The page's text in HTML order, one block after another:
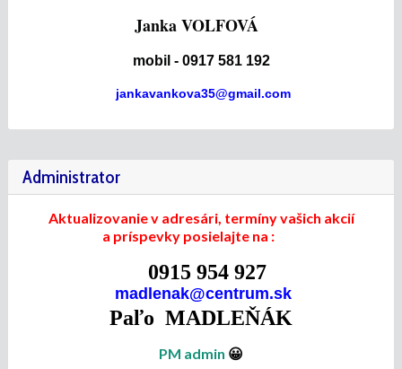
Janka VOLFOVÁ
mobil - 0917 581 192
jankavankova35@gmail.com
Administrator
Aktualizovanie v adresári, termíny vašich akcií
a príspevky posielajte na :
0915 954 927
madlenak@centrum.sk
Paľo MADLEŇÁK
PM admin 😀